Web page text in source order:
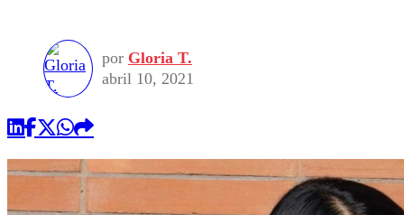
Universidad Católica
Universidad de Chile
Política
Sustentabilidad
Comercial
por Gloria T.
abril 10, 2021